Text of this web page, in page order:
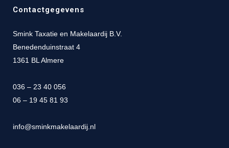
Contactgegevens
Smink Taxatie en Makelaardij B.V.
Benedenduinstraat 4
1361 BL Almere
036 – 23 40 056
06 – 19 45 81 93
info@sminkmakelaardij.nl